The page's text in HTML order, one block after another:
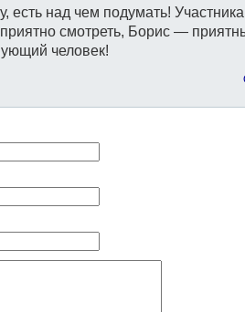
есть над чем подумать!
смотреть, Борис —
человек!